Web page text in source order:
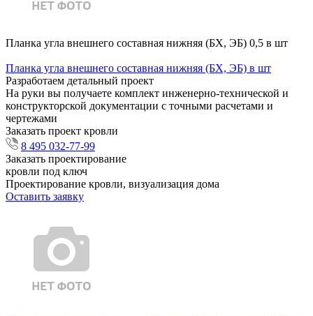
Планка угла внешнего составная нижняя (БХ, ЭБ) 0,5 в шт
Планка угла внешнего составная нижняя (БХ, ЭБ) в шт
Разработаем детальный проект
На руки вы получаете комплект инженерно-технической и
конструкторской документации с точными расчетами и
чертежами
Заказать проект кровли
8 495 032-77-99
Заказать проектирование
кровли под ключ
Проектирование кровли, визуализация дома
Оставить заявку